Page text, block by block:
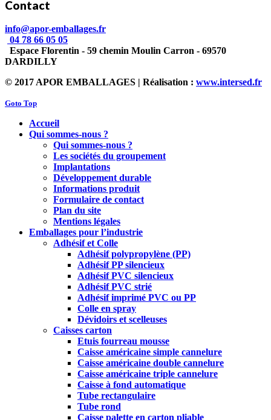
Contact
info@apor-emballages.fr
04 78 66 05 05
Espace Florentin - 59 chemin Moulin Carron - 69570
DARDILLY
© 2017 APOR EMBALLAGES | Réalisation : www.intersed.fr
Goto Top
Accueil
Qui sommes-nous ?
Qui sommes-nous ?
Les sociétés du groupement
Implantations
Développement durable
Informations produit
Formulaire de contact
Plan du site
Mentions légales
Emballages pour l’industrie
Adhésif et Colle
Adhésif polypropylène (PP)
Adhésif PP silencieux
Adhésif PVC silencieux
Adhésif PVC strié
Adhésif imprimé PVC ou PP
Colle en spray
Dévidoirs et scelleuses
Caisses carton
Etuis fourreau mousse
Caisse américaine simple cannelure
Caisse américaine double cannelure
Caisse américaine triple cannelure
Caisse à fond automatique
Tube rectangulaire
Tube rond
Caisse palette en carton pliable